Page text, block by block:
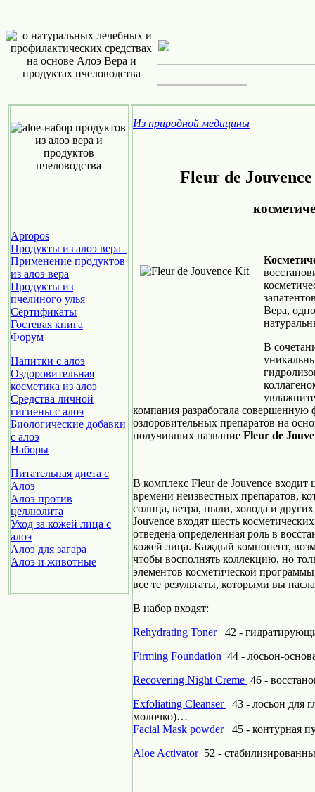
Apropos
Продукты из алоэ вера
Применение продуктов
из алоэ вера
Продукты из
пчелиного улья
Cертификаты
Гостевая книга
Форум
Напитки с алоэ
Оздоровительная
косметика из алоэ
Средства личной
гигиены с алоэ
Биологические добавки
с алоэ
Наборы
Питательная диета с
Алоэ
Алоэ против
целлюлита
Уход за кожей лица с
алоэ
Алоэ для загара
Алоэ и животные
Из природной медицины
Fleur de
Вера,
В
компания разработала совершенную
оздоровительных препаратов на
получивших название Fleur de
В комплекс Fleur de Jouvence
времени неизвестных препаратов,
солнца, ветра, пыли, холода и
Jouvence входят шесть
отведена определенная роль в
кожей лица. Каждый компонент,
чтобы восполнять коллекцию, но
элементов косметической
все те результаты, которыми вы
В набор входят:
Rehydrating Toner42 -
Firming Foundation 44 - лосьон-
Recovering Night Creme 46 -
Exfoliating Cleanser
43 - лосьон для
молочко)…
Facial Mask powder45 - контурная
Aloe Activator52 -